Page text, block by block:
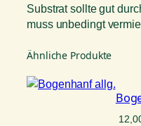
Substrat sollte gut
muss unbedingt
Ähnliche Produkte